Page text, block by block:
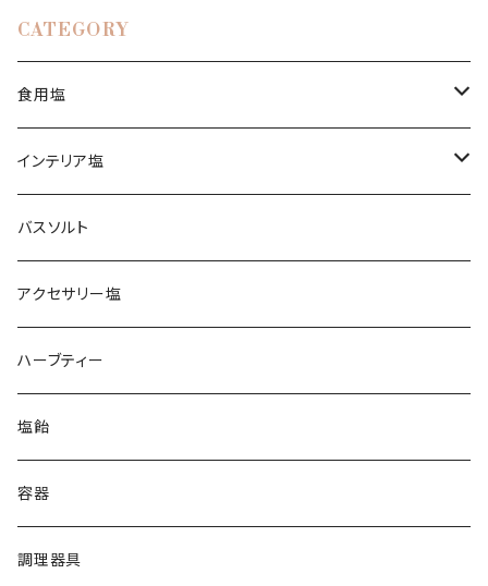
CATEGORY
食用塩
ヒマラヤ岩塩
ピンク
イエロー
ブレンド塩
アンデス岩塩
ペルー天日塩
イラン岩塩
グレー
オレンジ
オーストラリア湖塩
ハワイ天日塩
インテリア塩
岩塩ランプ
岩塩キャンドルホルダー
バスソルト
アクセサリー塩
ハーブティー
塩飴
容器
調理器具